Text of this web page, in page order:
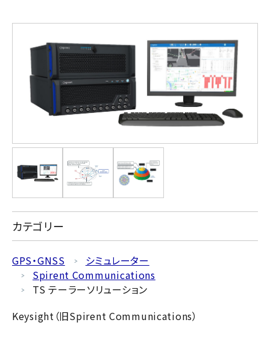
カテゴリー
GPS・GNSS
シミュレーター
Spirent Communications
TS テーラーソリューション
Keysight（旧Spirent Communications）